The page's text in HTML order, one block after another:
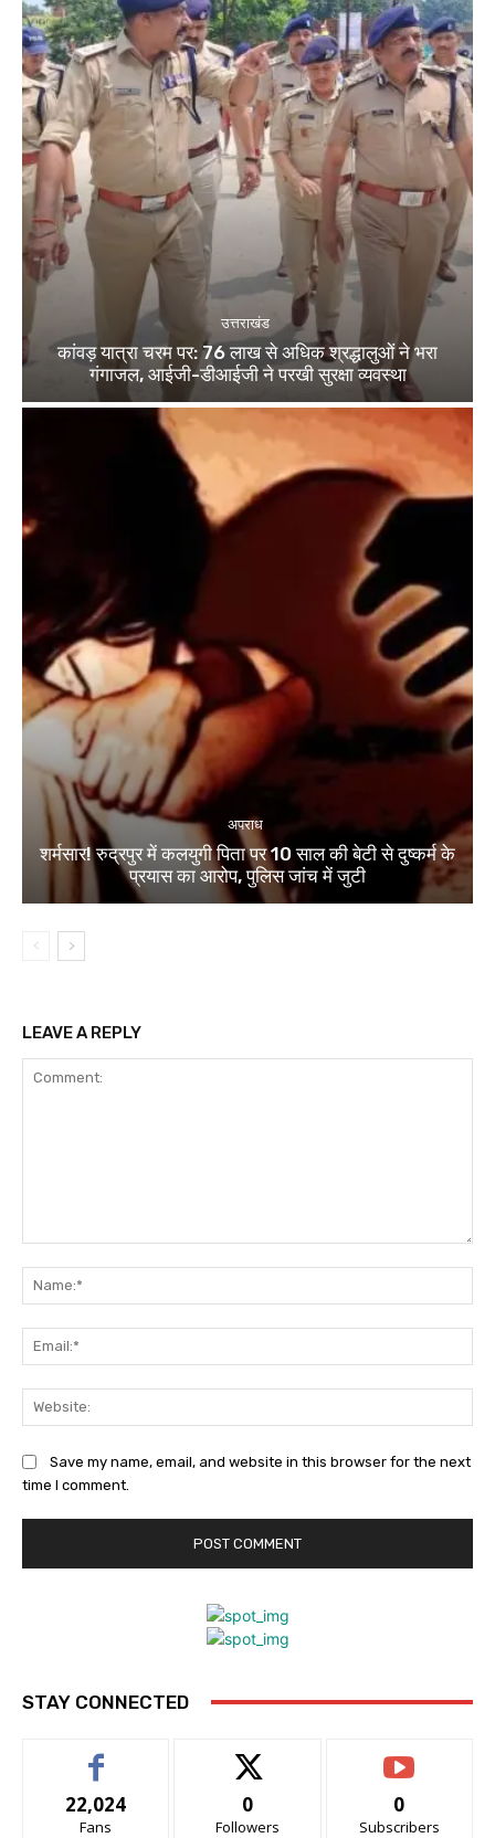
उत्तराखंड
कांवड़ यात्रा चरम पर: 76 लाख से अधिक श्रद्धालुओं ने भरा
गंगाजल, आईजी-डीआईजी ने परखी सुरक्षा व्यवस्था
अपराध
शर्मसार! रुद्रपुर में कलयुगी पिता पर 10 साल की बेटी से दुष्कर्म के
प्रयास का आरोप, पुलिस जांच में जुटी
LEAVE A REPLY
Save my name, email, and website in this browser for the next
time I comment.
STAY CONNECTED
22,024
Fans
0
Followers
0
Subscribers